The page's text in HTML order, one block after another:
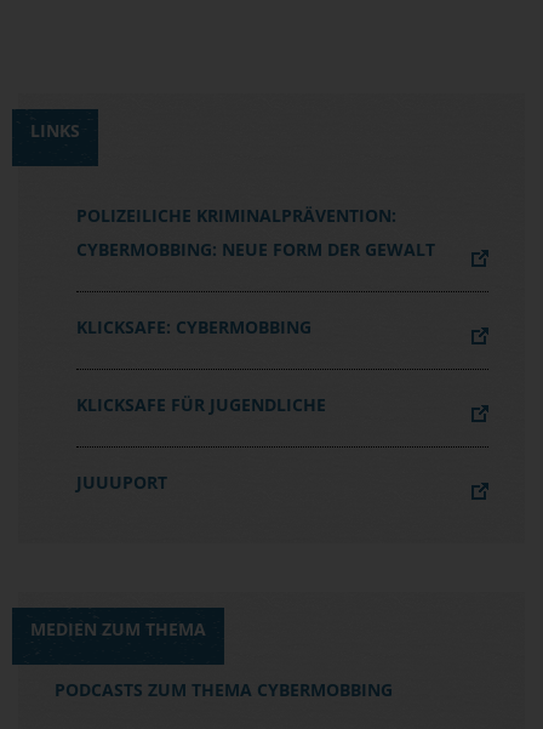
LINKS
POLIZEILICHE KRIMINALPRÄVENTION:
CYBERMOBBING: NEUE FORM DER GEWALT
KLICKSAFE: CYBERMOBBING
KLICKSAFE FÜR JUGENDLICHE
JUUUPORT
MEDIEN ZUM THEMA
PODCASTS ZUM THEMA CYBERMOBBING